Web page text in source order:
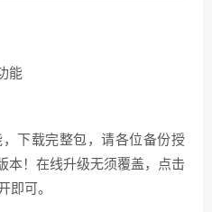
能
下载完整包，请各位备份授
本！在线升级无须覆盖，点击
即可。